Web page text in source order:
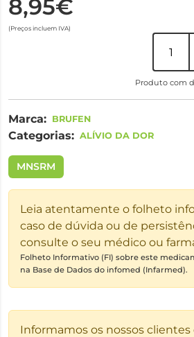
8,95€
(Preços incluem IVA)
Produto com
Marca: BRUFEN
Categorias: ALÍVIO DA DOR
MNSRM
Leia atentamente o folheto
caso de dúvida ou de
consulte o seu médico ou
Folheto Informativo (FI) sobre este
na Base de Dados do infomed (Infarmed).
Informamos os nossos clientes